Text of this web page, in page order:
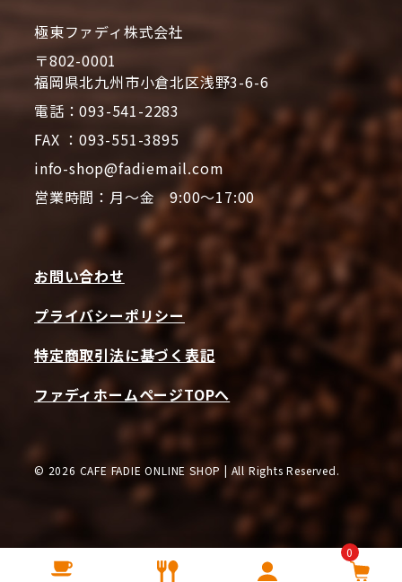
0
極東ファディ株式会社
〒802-0001
福岡県北九州市小倉北区浅野3-6-6
電話：093-541-2283
FAX ：093-551-3895
info-shop@fadiemail.com
営業時間：月～金 9:00～17:00
お問い合わせ
プライバシーポリシー
特定商取引法に基づく表記
ファディホームページTOPへ
© 2026 CAFE FADIE ONLINE SHOP | All Rights Reserved.